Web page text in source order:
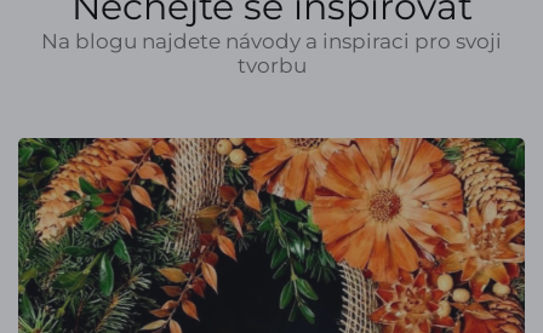
Na blogu najdete návody a inspiraci pro svoji
tvorbu